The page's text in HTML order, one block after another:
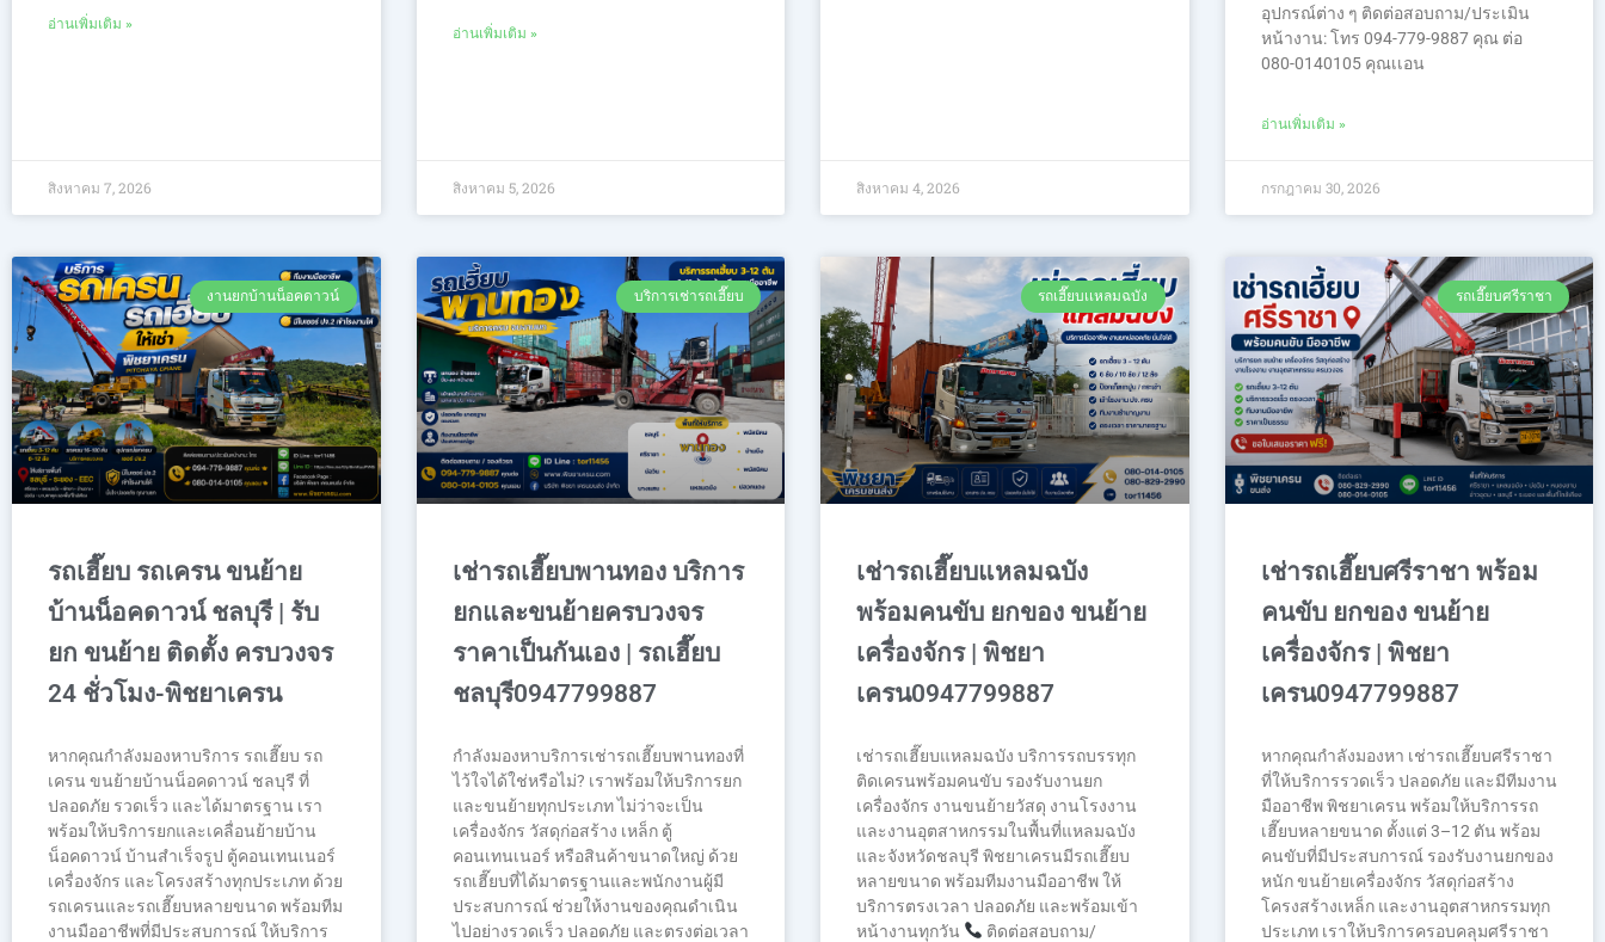
อ่านเพิ่มเติม »
สิงหาคม 7, 2026
อ่านเพิ่มเติม »
สิงหาคม 5, 2026 สิงหาคม 4, 2026
อุปกรณ์ต่าง ๆ ติดต่อสอบถาม/ประเมิน
หน้างาน: โทร 094-779-9887 คุณ ต่อ
080-0140105 คุณเเอน
อ่านเพิ่มเติม »
กรกฎาคม 30, 2026
งานยกบ้านน็อคดาวน์
รถเฮี๊ยบ รถเครน ขนย้าย
บ้านน็อคดาวน์ ชลบุรี | รับ
ยก ขนย้าย ติดตั้ง ครบวงจร
24 ชั่วโมง-พิชยาเครน
หากคุณกำลังมองหาบริการ รถเฮี๊ยบ รถ
เครน ขนย้ายบ้านน็อคดาวน์ ชลบุรี ที่
ปลอดภัย รวดเร็ว และได้มาตรฐาน เรา
พร้อมให้บริการยกและเคลื่อนย้ายบ้าน
น็อคดาวน์ บ้านสำเร็จรูป ตู้คอนเทนเนอร์
เครื่องจักร และโครงสร้างทุกประเภท ด้วย
รถเครนและรถเฮี๊ยบหลายขนาด พร้อมทีม
งานมืออาชีพที่มีประสบการณ์ ให้บริการ
บริการเช่ารถเฮี๊ยบ
เช่ารถเฮี๊ยบพานทอง บริการ
ยกและขนย้ายครบวงจร
ราคาเป็นกันเอง | รถเฮี๊ยบ
ชลบุรี0947799887
กำลังมองหาบริการเช่ารถเฮี๊ยบพานทองที่
ไว้ใจได้ใช่หรือไม่? เราพร้อมให้บริการยก
และขนย้ายทุกประเภท ไม่ว่าจะเป็น
เครื่องจักร วัสดุก่อสร้าง เหล็ก ตู้
คอนเทนเนอร์ หรือสินค้าขนาดใหญ่ ด้วย
รถเฮี๊ยบที่ได้มาตรฐานและพนักงานผู้มี
ประสบการณ์ ช่วยให้งานของคุณดำเนิน
ไปอย่างรวดเร็ว ปลอดภัย และตรงต่อเวลา
รถเฮี๊ยบเเหลมฉบัง
เช่ารถเฮี๊ยบแหลมฉบัง
พร้อมคนขับ ยกของ ขนย้าย
เครื่องจักร | พิชยา
เครน0947799887
เช่ารถเฮี๊ยบแหลมฉบัง บริการรถบรรทุก
ติดเครนพร้อมคนขับ รองรับงานยก
เครื่องจักร งานขนย้ายวัสดุ งานโรงงาน
และงานอุตสาหกรรมในพื้นที่แหลมฉบัง
และจังหวัดชลบุรี พิชยาเครนมีรถเฮี๊ยบ
หลายขนาด พร้อมทีมงานมืออาชีพ ให้
บริการตรงเวลา ปลอดภัย และพร้อมเข้า
หน้างานทุกวัน
ติดต่อสอบถาม/
รถเฮี๊ยบศรีราชา
เช่ารถเฮี๊ยบศรีราชา พร้อม
คนขับ ยกของ ขนย้าย
เครื่องจักร | พิชยา
เครน0947799887
หากคุณกำลังมองหา เช่ารถเฮี๊ยบศรีราชา
ที่ให้บริการรวดเร็ว ปลอดภัย และมีทีมงาน
มืออาชีพ พิชยาเครน พร้อมให้บริการรถ
เฮี๊ยบหลายขนาด ตั้งแต่ 3–12 ตัน พร้อม
คนขับที่มีประสบการณ์ รองรับงานยกของ
หนัก ขนย้ายเครื่องจักร วัสดุก่อสร้าง
โครงสร้างเหล็ก และงานอุตสาหกรรมทุก
ประเภท เราให้บริการครอบคลุมศรีราชา